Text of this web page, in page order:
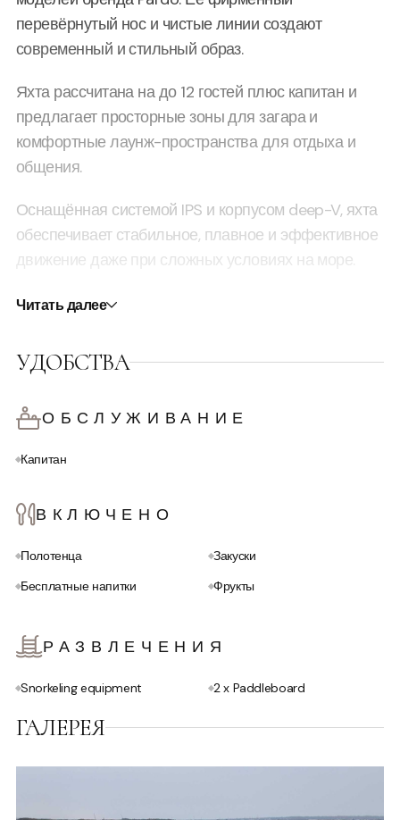
перевёрнутый нос и чистые линии создают
современный и стильный образ.
Яхта рассчитана на до 12 гостей плюс капитан и
предлагает просторные зоны для загара и
комфортные лаунж-пространства для отдыха и
общения.
Оснащённая системой IPS и корпусом deep-V, яхта
обеспечивает стабильное, плавное и эффективное
движение даже при сложных условиях на море.
Walkaround-планировка делает передвижение по
условия для отдыха с друзьями, семьёй или в паре.
Pardo 43 II Of A Kind — отличный выбор как для
активных дней с посещением beach clubs, так и
для спокойных прогулок по бухтам Ибицы.
Читать далее
УДОБСТВА
ОБСЛУЖИВАНИЕ
Капитан
ВКЛЮЧЕНО
Полотенца
Бесплатные напитки
Закуски
Фрукты
РАЗВЛЕЧЕНИЯ
Snorkeling equipment 2 x Paddleboard
ГАЛЕРЕЯ